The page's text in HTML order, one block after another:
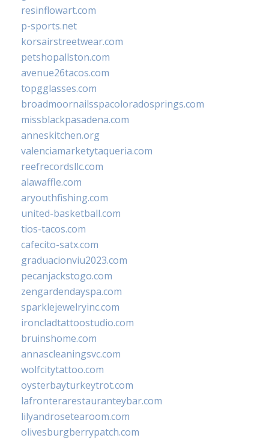
resinflowart.com
p-sports.net
korsairstreetwear.com
petshopallston.com
avenue26tacos.com
topgglasses.com
broadmoornailsspacoloradosprings.com
missblackpasadena.com
anneskitchen.org
valenciamarketytaqueria.com
reefrecordsllc.com
alawaffle.com
aryouthfishing.com
united-basketball.com
tios-tacos.com
cafecito-satx.com
graduacionviu2023.com
pecanjackstogo.com
zengardendayspa.com
sparklejewelryinc.com
ironcladtattoostudio.com
bruinshome.com
annascleaningsvc.com
wolfcitytattoo.com
oysterbayturkeytrot.com
lafronterarestauranteybar.com
lilyandrosetearoom.com
olivesburgberrypatch.com